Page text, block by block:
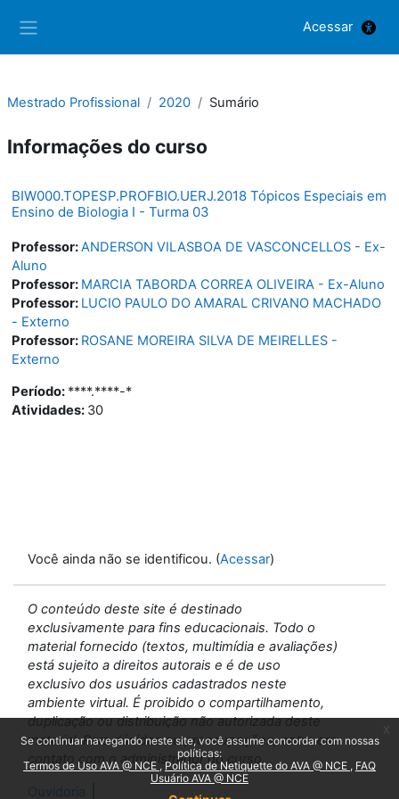
Se continuar navegando neste site, você assume concordar com nossas
políticas:
Termos de Uso AVA @ NCE
Política de Netiquette do AVA @ NCE
FAQ
Usuário AVA @ NCE
Acessar
Mestrado Profissional 2020 Sumário
Informações do curso
BIW000.TOPESP.PROFBIO.UERJ.2018 Tópicos Especiais em
Ensino de Biologia I - Turma 03
Professor:ANDERSON VILASBOA DE VASCONCELLOS - Ex-
Aluno
Professor: MARCIA TABORDA CORREA OLIVEIRA - Ex-Aluno
Professor: LUCIO PAULO DO AMARAL CRIVANO MACHADO
- Externo
Professor: ROSANE MOREIRA SILVA DE MEIRELLES -
Externo
Período: ****.****-*
Atividades: 30
Você ainda não se identificou. (Acessar)
O conteúdo deste site é destinado
exclusivamente para fins educacionais. Todo o
material fornecido (textos, multimídia e avaliações)
está sujeito a direitos autorais e é de uso
exclusivo dos usuários cadastrados neste
ambiente virtual. É proibido o compartilhamento,
duplicação ou distribuição não autorizada deste
material. Para dúvidas ou preocupações, entre em
contato com o administrador do curso.
Ouvidoria